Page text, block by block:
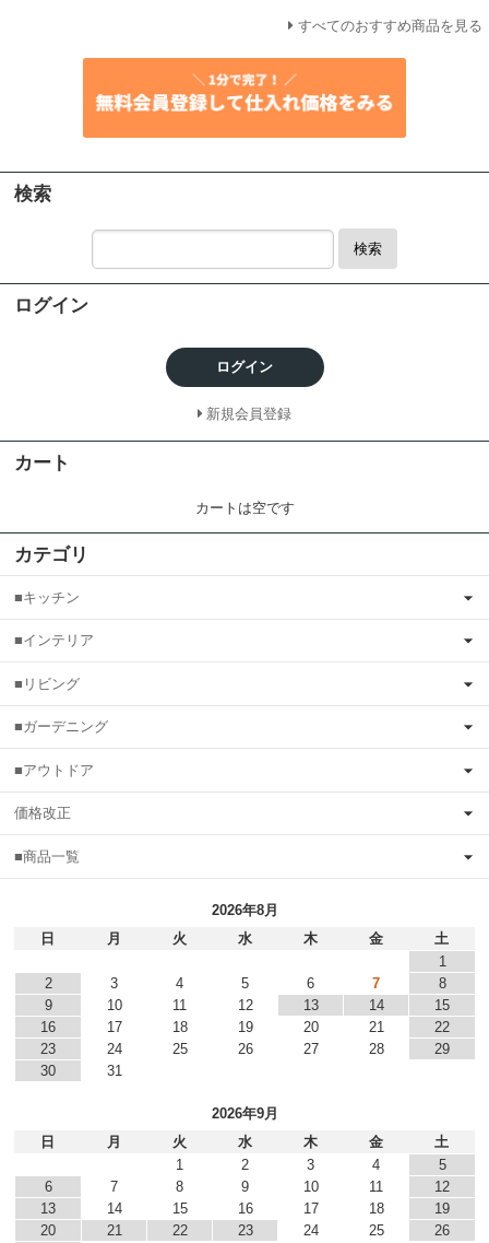
すべてのおすすめ商品を見る
検索
検索
ログイン
ログイン
新規会員登録
カート
カートは空です
カテゴリ
■キッチン
■インテリア
■リビング
■ガーデニング
■アウトドア
価格改正
■商品一覧
2026年8月
日
月 火 水 木 金
土
1
2
3 4 5 6 7
8
9
10 11 12 13 14
15
16
17 18 19 20 21
22
23
24 25 26 27 28
29
30
31
2026年9月
日
月 火 水 木 金
土
1
2 3 4
5
6
7 8 9 10 11
12
13
14 15 16 17 18
19
20
21 22 23 24 25 26